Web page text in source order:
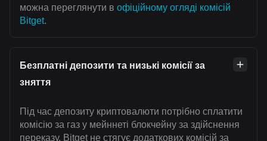
можна переглянути в офіційному огляді комісій
Bitget.
Безплатні депозити та низькі комісії за
зняття
Під час депозиту криптовалюти потрібно сплатити
комісію за газ у мейннеті блокчейну за здійснення
переказу. Bitget не стягує додаткових комісій за